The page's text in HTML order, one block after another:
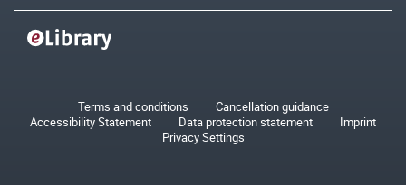
Terms and conditions
Cancellation guidance
Accessibility Statement
Data protection statement
Imprint
Privacy Settings